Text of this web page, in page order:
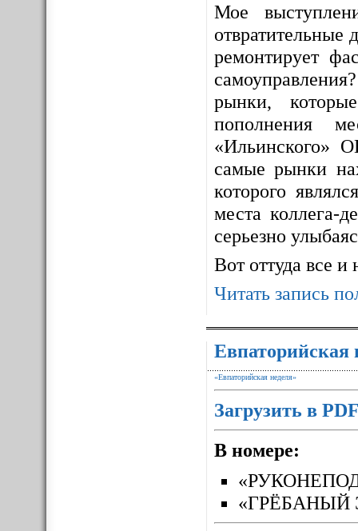
Мое
отвратительные
ремонтирует
рынки,
пополнения
«Ильинского»
самые рынки
которого
места коллега-
серьезно
Вот оттуда все и
Читать запись
Евпаторийская
«Евпаторийская неделя»
Загрузить в
В номере:
«ГРЁБАНЫЙ